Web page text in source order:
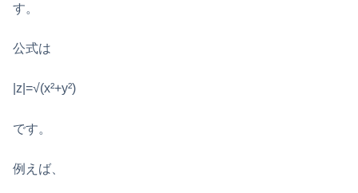
す。
公式は
|z|=√(x²+y²)
です。
例えば、